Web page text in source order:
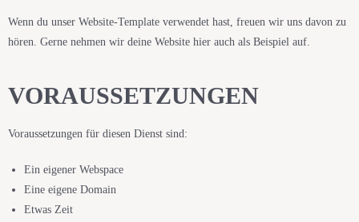
Wenn du unser Website-Template verwendet hast, freuen wir uns davon zu
hören. Gerne nehmen wir deine Website hier auch als Beispiel auf.
VORAUSSETZUNGEN
Voraussetzungen für diesen Dienst sind:
Ein eigener Webspace
Eine eigene Domain
Etwas Zeit